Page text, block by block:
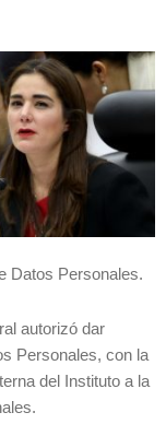
Datos Personales.
autorizó dar
Personales, con la
del Instituto a la